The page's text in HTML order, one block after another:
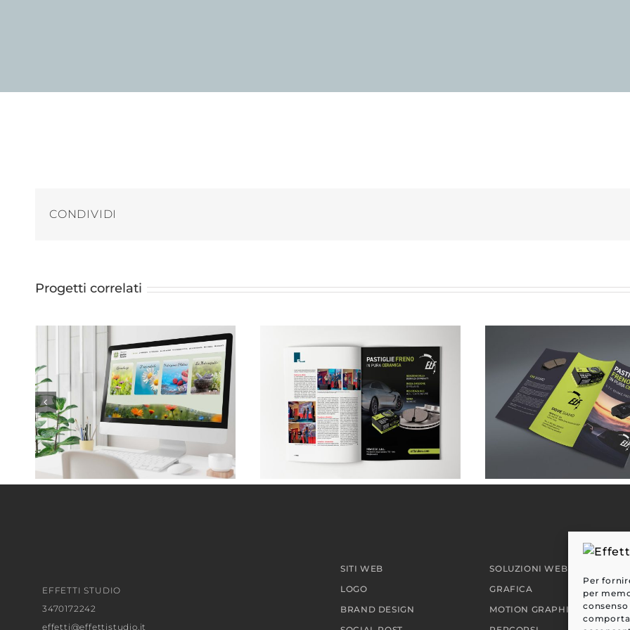
Per
per
CONDIVIDI
Progetti correlati
EFFETTI STUDIO
3470172242
effetti@effettistudio.it
SITI WEB
LOGO
BRAND DESIGN
SOLUZIONI WEB
GRAFICA
MOTION GRAPHIC